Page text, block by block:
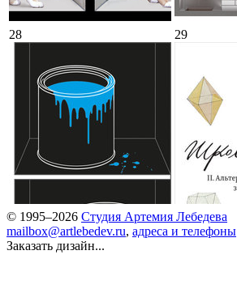
28 29
© 1995–2026 Студия Артемия Лебедева
mailbox@artlebedev.ru, адреса и телефоны
Заказать дизайн...